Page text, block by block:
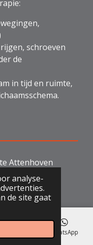
analyse-
de site gaat
schroeven
de
in tijd en ruimte,
Attenhoven
WhatsApp